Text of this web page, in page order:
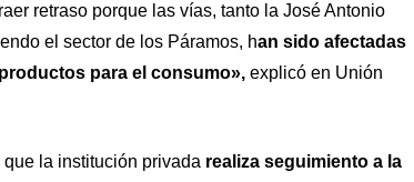
retraso porque las vías, tanto la José Antonio
el sector de los Páramos, han sido afectadas
para el consumo»,explicó en Unión
la institución privada realiza seguimiento a la